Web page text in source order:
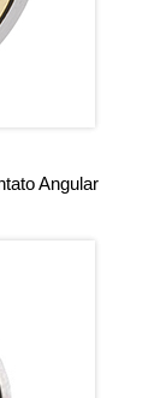
Angular